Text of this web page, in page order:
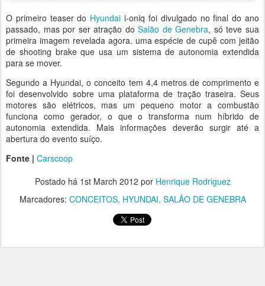
O primeiro teaser do Hyundai i-oniq foi divulgado no final do ano
passado, mas por ser atração doSalão de Genebra, só teve sua
primeira imagem revelada agora. uma espécie de cupê com jeitão
de shooting brake que usa um sistema de autonomia extendida
para se mover.
Segundo a Hyundai, o conceito tem 4,4 metros de comprimento e
foi desenvolvido sobre uma plataforma de tração traseira. Seus
motores são elétricos, mas um pequeno motor a combustão
funciona como gerador, o que o transforma num híbrido de
autonomia extendida. Mais informações deverão surgir até a
abertura do evento suíço.
Fonte | Carscoop
Postado há 1st March 2012 por Henrique Rodriguez
Marcadores: CONCEITOS HYUNDAI SALÃO DE GENEBRA